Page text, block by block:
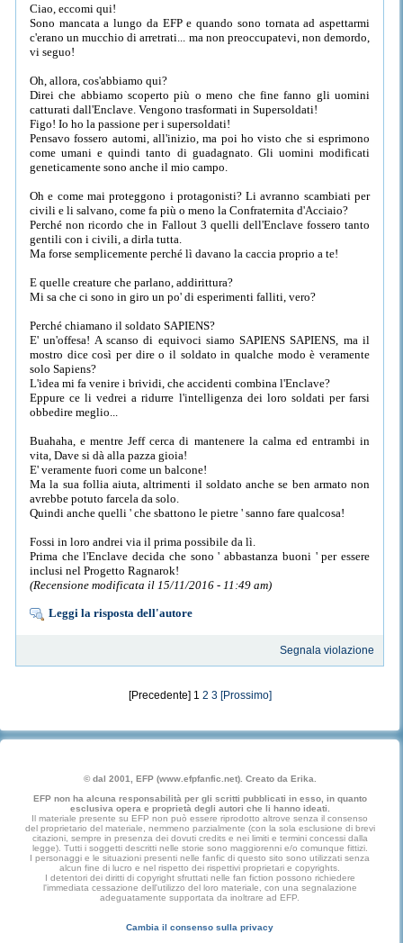
Ciao, eccomi qui!
Sono mancata a lungo da EFP e quando sono tornata ad aspettarmi
c'erano un mucchio di arretrati... ma non preoccupatevi, non demordo,
vi seguo!
Oh, allora, cos'abbiamo qui?
Direi che abbiamo scoperto più o meno che fine fanno gli uomini
catturati dall'Enclave. Vengono trasformati in Supersoldati!
Figo! Io ho la passione per i supersoldati!
Pensavo fossero automi, all'inizio, ma poi ho visto che si esprimono
come umani e quindi tanto di guadagnato. Gli uomini modificati
geneticamente sono anche il mio campo.
Oh e come mai proteggono i protagonisti? Li avranno scambiati per
civili e li salvano, come fa più o meno la Confraternita d'Acciaio?
Perché non ricordo che in Fallout 3 quelli dell'Enclave fossero tanto
gentili con i civili, a dirla tutta.
Ma forse semplicemente perché lì davano la caccia proprio a te!
E quelle creature che parlano, addirittura?
Mi sa che ci sono in giro un po' di esperimenti falliti, vero?
Perché chiamano il soldato SAPIENS?
E' un'offesa! A scanso di equivoci siamo SAPIENS SAPIENS, ma il
mostro dice così per dire o il soldato in qualche modo è veramente
solo Sapiens?
L'idea mi fa venire i brividi, che accidenti combina l'Enclave?
Eppure ce li vedrei a ridurre l'intelligenza dei loro soldati per farsi
obbedire meglio...
Buahaha, e mentre Jeff cerca di mantenere la calma ed entrambi in
vita, Dave si dà alla pazza gioia!
E' veramente fuori come un balcone!
Ma la sua follia aiuta, altrimenti il soldato anche se ben armato non
avrebbe potuto farcela da solo.
Quindi anche quelli ' che sbattono le pietre ' sanno fare qualcosa!
Fossi in loro andrei via il prima possibile da lì.
Prima che l'Enclave decida che sono ' abbastanza buoni ' per essere
inclusi nel Progetto Ragnarok!
(Recensione modificata il 15/11/2016 - 11:49 am)
Leggi la risposta dell'autore
Segnala violazione
[Precedente] 1 2 3 [Prossimo]
© dal 2001, EFP (www.efpfanfic.net). Creato da Erika.
EFP non ha alcuna responsabilità per gli scritti pubblicati in esso, in quanto
esclusiva opera e proprietà degli autori che li hanno ideati.
Il materiale presente su EFP non può essere riprodotto altrove senza il consenso
del proprietario del materiale, nemmeno parzialmente (con la sola esclusione di brevi
citazioni, sempre in presenza dei dovuti credits e nei limiti e termini concessi dalla
legge). Tutti i soggetti descritti nelle storie sono maggiorenni e/o comunque fittizi.
I personaggi e le situazioni presenti nelle fanfic di questo sito sono utilizzati senza
alcun fine di lucro e nel rispetto dei rispettivi proprietari e copyrights.
I detentori dei diritti di copyright sfruttati nelle fan fiction possono richiedere
l'immediata cessazione dell'utilizzo del loro materiale, con una segnalazione
adeguatamente supportata da inoltrare ad EFP.
Cambia il consenso sulla privacy